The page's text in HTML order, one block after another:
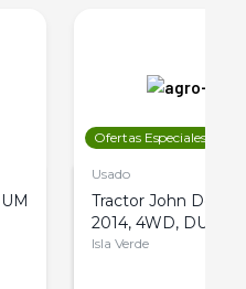
Ofertas Especiales
Usado
Tractor John Deere
2014, 4WD, DUAL
Isla Verde